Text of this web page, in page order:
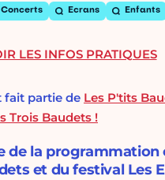
Concerts Ecrans Enfants
fait partie de Les P'tits
Trois Baudets !
de la
et du festival Les
LES INFOS PRATIQUES